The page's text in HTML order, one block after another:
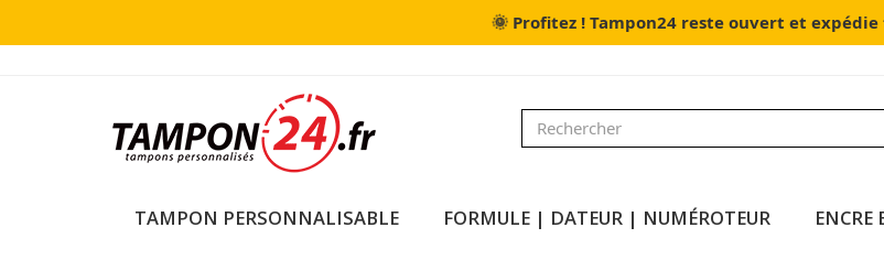
🌞 Profitez ! Tampon24 reste ouvert et
TAMPON PERSONNALISABLE FORMULE | DATEUR | NUMÉROTEUR ENCRE